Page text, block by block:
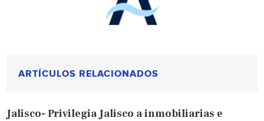
ARTÍCULOS RELACIONADOS
Jalisco- Privilegia Jalisco a inmobiliarias e